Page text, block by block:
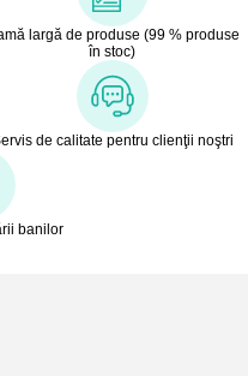
largă de produse (99 % produse
în stoc)
de calitate pentru clienţii noştri
banilor